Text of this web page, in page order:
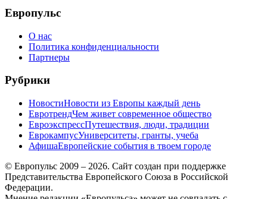
Европульс
О нас
Политика конфиденциальности
Партнеры
Рубрики
НовостиНовости из Европы каждый день
ЕвротрендЧем живет современное общество
ЕвроэкспрессПутешествия, люди, традиции
ЕврокампусУниверситеты, гранты, учеба
АфишаЕвропейские события в твоем городе
© Европульс 2009 – 2026. Сайт создан при поддержке
Представительства Европейского Союза в Российской
Федерации.